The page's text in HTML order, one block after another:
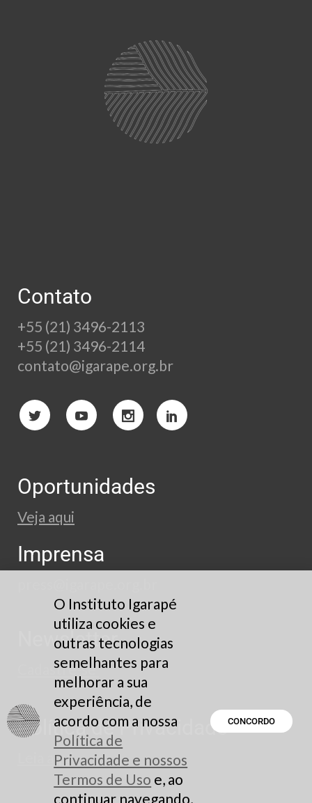
Contato
+55 (21) 3496-2113
+55 (21) 3496-2114
contato@igarape.org.br
Oportunidades
Veja aqui
Imprensa
Newsletter
Cadastre-se
Política de Privacidade
Leia aqui
O Instituto Igarapé
utiliza cookies e
outras tecnologias
semelhantes para
melhorar a sua
experiência, de
acordo com a nossa
Política de
Privacidade e nossos
Termos de Uso e, ao
continuar navegando,
CONCORDO